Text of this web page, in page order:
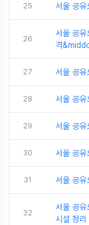
25 서울 공유
26
서울 공
격
27 서울 공유
28 서울 공
29 서울 공유
30 서울 공
31 서울 공유
32
서울 공
시설 정리